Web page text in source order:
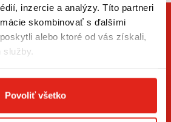
inzercie a analýzy. Títo partneri
skombinovať s ďalšími
alebo ktoré od vás získali,
služby.
Povoliť všetko